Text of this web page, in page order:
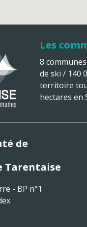
Les
8
de ski / 140
territoire
hectares en
de
Tarentaise
- BP n°1